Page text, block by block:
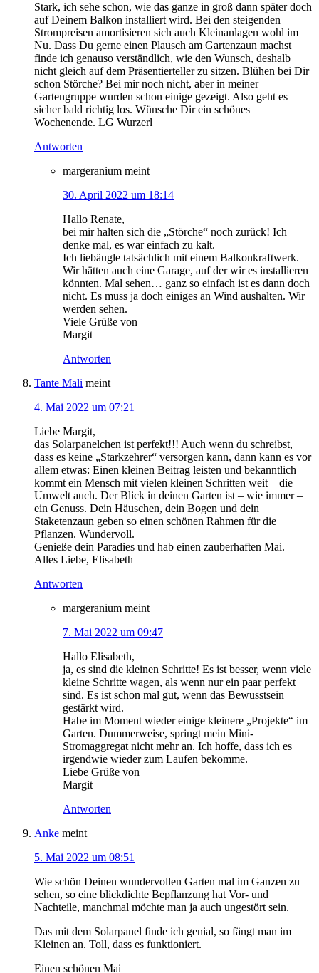
Stark, ich sehe schon, wie das ganze in groß dann später doch
auf Deinem Balkon installiert wird. Bei den steigenden
Strompreisen amortisieren sich auch Kleinanlagen wohl im
Nu. Dass Du gerne einen Plausch am Gartenzaun machst
finde ich genauso verständlich, wie den Wunsch, deshalb
nicht gleich auf dem Präsentierteller zu sitzen. Blühen bei Dir
schon Störche? Bei mir noch nicht, aber in meiner
Gartengruppe wurden schon einige gezeigt. Also geht es
sicher bald richtig los. Wünsche Dir ein schönes
Wochenende. LG Wurzerl
Antworten
margeranium meint
30. April 2022 um 18:14
Hallo Renate,
bei mir halten sich die „Störche“ noch zurück! Ich
denke mal, es war einfach zu kalt.
Ich liebäugle tatsächlich mit einem Balkonkraftwerk.
Wir hätten auch eine Garage, auf der wir es installieren
könnten. Mal sehen… ganz so einfach ist es dann doch
nicht. Es muss ja doch einiges an Wind aushalten. Wir
werden sehen.
Viele Grüße von
Margit
Antworten
Tante Mali meint
4. Mai 2022 um 07:21
Liebe Margit,
das Solarpanelchen ist perfekt!!! Auch wenn du schreibst,
dass es keine „Starkzehrer“ versorgen kann, dann kann es vor
allem etwas: Einen kleinen Beitrag leisten und bekanntlich
kommt ein Mensch mit vielen kleinen Schritten weit – die
Umwelt auch. Der Blick in deinen Garten ist – wie immer –
ein Genuss. Dein Häuschen, dein Bogen und dein
Staketenzaun geben so einen schönen Rahmen für die
Pflanzen. Wundervoll.
Genieße dein Paradies und hab einen zauberhaften Mai.
Alles Liebe, Elisabeth
Antworten
margeranium meint
7. Mai 2022 um 09:47
Hallo Elisabeth,
ja, es sind die kleinen Schritte! Es ist besser, wenn viele
kleine Schritte wagen, als wenn nur ein paar perfekt
sind. Es ist schon mal gut, wenn das Bewusstsein
gestärkt wird.
Habe im Moment wieder einige kleinere „Projekte“ im
Garten. Dummerweise, springt mein Mini-
Stromaggregat nicht mehr an. Ich hoffe, dass ich es
irgendwie wieder zum Laufen bekomme.
Liebe Grüße von
Margit
Antworten
Anke meint
5. Mai 2022 um 08:51
Wie schön Deinen wundervollen Garten mal im Ganzen zu
sehen, so eine blickdichte Bepflanzung hat Vor- und
Nachteile, manchmal möchte man ja auch ungestört sein.
Das mit dem Solarpanel finde ich genial, so fängt man im
Kleinen an. Toll, dass es funktioniert.
Einen schönen Mai